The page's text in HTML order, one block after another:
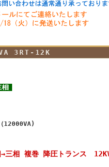
3RT-12K
12000VA)
→三相 複巻 降圧トランス